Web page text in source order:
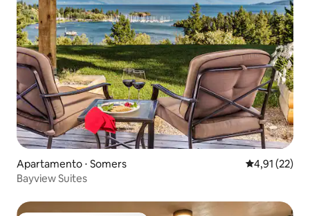
Apartamento ⋅ Somers 4,91 de uma
4,91 (22)
Bayview Suites